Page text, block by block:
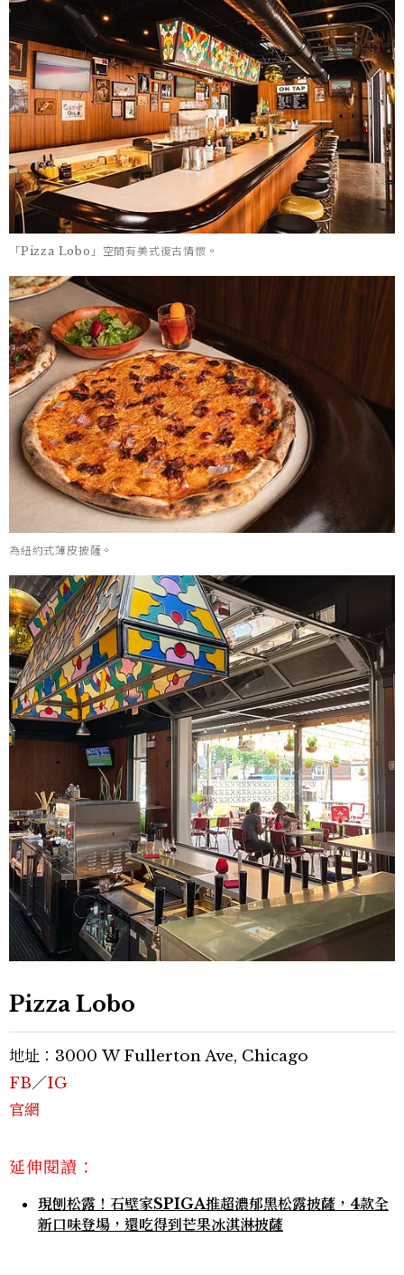
「Pizza Lobo」空間有美式復古情懷。
為紐約式薄皮披薩。
Pizza Lobo
地址：3000 W Fullerton Ave, Chicago
FB／IG
官網
延伸閱讀：
現刨松露！石壁家SPIGA推超濃郁黑松露披薩，4款全
新口味登場，還吃得到芒果冰淇淋披薩